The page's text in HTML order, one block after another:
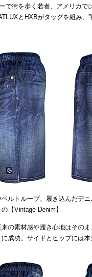
で街を歩く若者、アメリカで
とHXBがタッグを組み、
ルトループ、履き込んだデ
【Vintage Denim】
の素材感や履き心地はそのま
成功。サイドとヒップには